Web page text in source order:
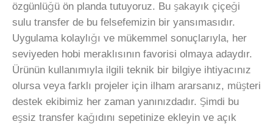
özgünlüğü ön planda tutuyoruz. Bu şakayık çiçeği
sulu transfer de bu felsefemizin bir yansımasıdır.
Uygulama kolaylığı ve mükemmel sonuçlarıyla, her
seviyeden hobi meraklısının favorisi olmaya adaydır.
Ürünün kullanımıyla ilgili teknik bir bilgiye ihtiyacınız
olursa veya farklı projeler için ilham ararsanız, müşteri
destek ekibimiz her zaman yanınızdadır. Şimdi bu
eşsiz transfer kağıdını sepetinize ekleyin ve açık